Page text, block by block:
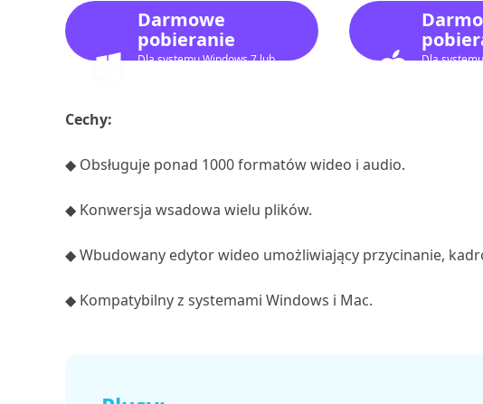
Darmowe
pobieranie
Dla systemu Windows 7 lub
Dla
Cechy:
◆ Obsługuje ponad 1000 formatów wideo i audio.
◆ Konwersja wsadowa wielu plików.
◆ Wbudowany edytor wideo umożliwiający przycinanie,
◆ Kompatybilny z systemami Windows i Mac.